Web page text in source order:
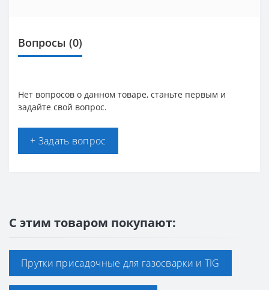
Вопросы (0)
Нет вопросов о данном товаре, станьте первым и
задайте свой вопрос.
+ Задать вопрос
С этим товаром покупают:
Прутки присадочные для газосварки и TIG